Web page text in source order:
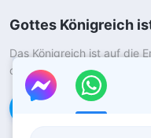
Gottes Königreich
Das Königreich ist auf die
das Königreich Gottes
Kontaktiere uns